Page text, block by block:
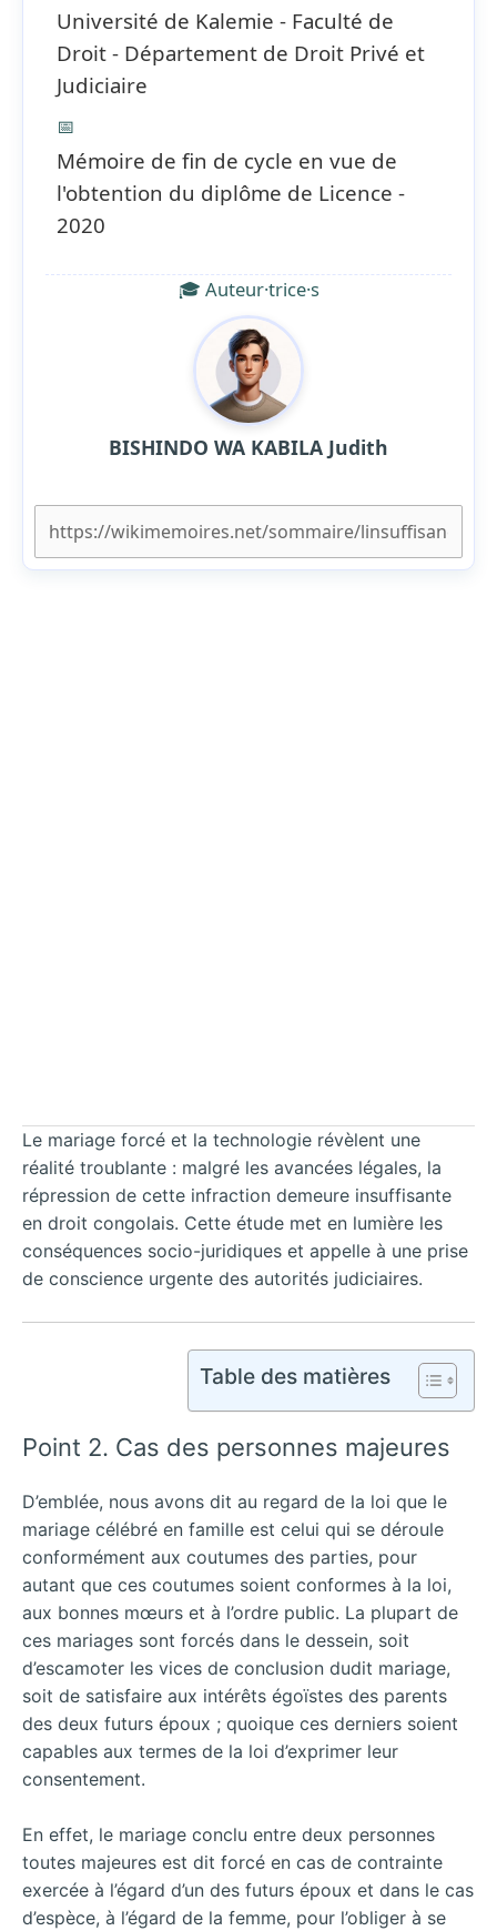
Université de Kalemie - Faculté de
Droit - Département de Droit Privé et
Judiciaire
📅
Mémoire de fin de cycle en vue de
l'obtention du diplôme de Licence -
2020
🎓 Auteur·trice·s
BISHINDO WA KABILA Judith
Le mariage forcé et la technologie révèlent une
réalité troublante : malgré les avancées légales, la
répression de cette infraction demeure insuffisante
en droit congolais. Cette étude met en lumière les
conséquences socio-juridiques et appelle à une prise
de conscience urgente des autorités judiciaires.
Table des matières
Point 2. Cas des personnes majeures
D’emblée, nous avons dit au regard de la loi que le
mariage célébré en famille est celui qui se déroule
conformément aux coutumes des parties, pour
autant que ces coutumes soient conformes à la loi,
aux bonnes mœurs et à l’ordre public. La plupart de
ces mariages sont forcés dans le dessein, soit
d’escamoter les vices de conclusion dudit mariage,
soit de satisfaire aux intérêts égoïstes des parents
des deux futurs époux ; quoique ces derniers soient
capables aux termes de la loi d’exprimer leur
consentement.
En effet, le mariage conclu entre deux personnes
toutes majeures est dit forcé en cas de contrainte
exercée à l’égard d’un des futurs époux et dans le cas
d’espèce, à l’égard de la femme, pour l’obliger à se